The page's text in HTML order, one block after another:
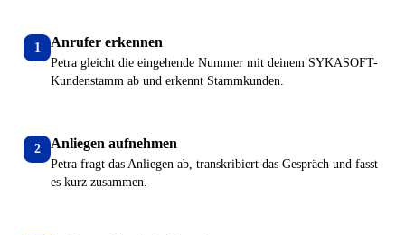
1 Anrufer erkennen
Petra gleicht die eingehende Nummer mit deinem SYKASOFT-
Kundenstamm ab und erkennt Stammkunden.
2 Anliegen aufnehmen
Petra fragt das Anliegen ab, transkribiert das Gespräch und fasst
es kurz zusammen.